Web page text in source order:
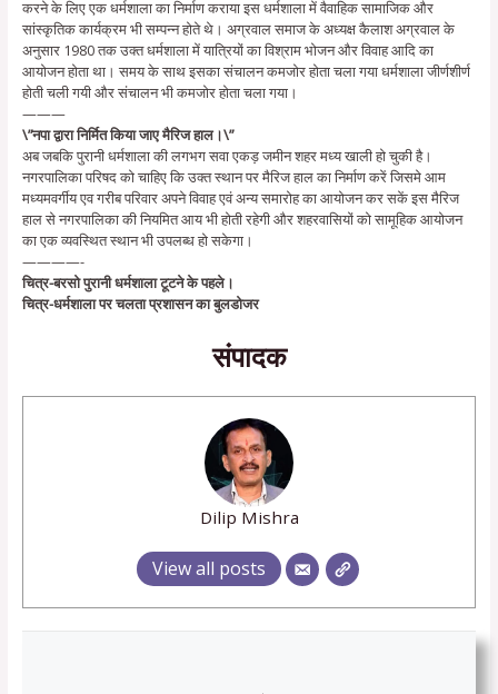
करने के लिए एक धर्मशाला का निर्माण कराया इस धर्मशाला में वैवाहिक सामाजिक और
सांस्कृतिक कार्यक्रम भी सम्पन्न होते थे। अग्रवाल समाज के अध्यक्ष कैलाश अग्रवाल के
अनुसार 1980 तक उक्त धर्मशाला में यात्रियों का विश्राम भोजन और विवाह आदि का
आयोजन होता था। समय के साथ इसका संचालन कमजोर होता चला गया धर्मशाला जीर्णशीर्ण
होती चली गयी और संचालन भी कमजोर होता चला गया।
———
\”नपा द्वारा निर्मित किया जाए मैरिज हाल।\”
अब जबकि पुरानी धर्मशाला की लगभग सवा एकड़ जमीन शहर मध्य खाली हो चुकी है।
नगरपालिका परिषद को चाहिए कि उक्त स्थान पर मैरिज हाल का निर्माण करें जिसमे आम
मध्यमवर्गीय एव गरीब परिवार अपने विवाह एवं अन्य समारोह का आयोजन कर सकें इस मैरिज
हाल से नगरपालिका की नियमित आय भी होती रहेगी और शहरवासियों को सामूहिक आयोजन
का एक व्यवस्थित स्थान भी उपलब्ध हो सकेगा।
————-
चित्र-बरसो पुरानी धर्मशाला टूटने के पहले।
चित्र-धर्मशाला पर चलता प्रशासन का बुलडोजर
संपादक
Dilip Mishra
View all posts